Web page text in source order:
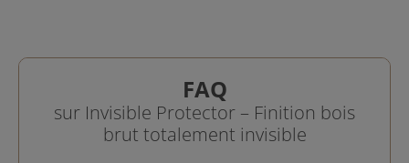
FAQ
sur Invisible Protector – Finition bois
brut totalement invisible